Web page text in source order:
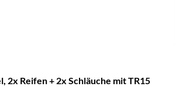
2x Reifen + 2x Schläuche mit TR15